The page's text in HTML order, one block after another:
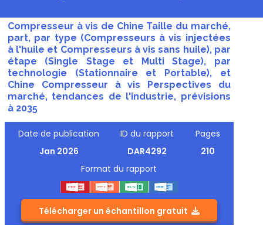
Compresseur à vis de Chine Taille du marché,
part, par type (Compresseurs à vis injectées
à l'huile et Compresseurs à vis sans huile), par
étape (Single Stage et Multi Stage), par
technologie (Stationnaire et Portable), et
Chine Compresseur à vis Perspectives du
marché, tendances de l'industrie, prévisions
à 2035
Date de publication
Jan 2026
ID du rapport
DAR4292
Pages
210
Format du rapport
Télécharger un échantillon gratuit